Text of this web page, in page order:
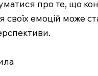
про те, що
емоцій може